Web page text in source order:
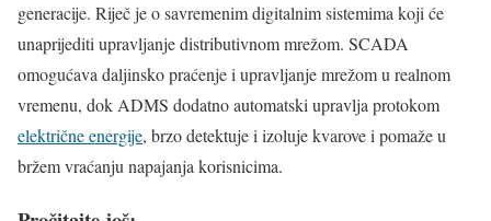
generacije. Riječ je o savremenim digitalnim sistemima koji će
unaprijediti upravljanje distributivnom mrežom. SCADA
omogućava daljinsko praćenje i upravljanje mrežom u realnom
vremenu, dok ADMS dodatno automatski upravlja protokom
električne energije, brzo detektuje i izoluje kvarove i pomaže u
bržem vraćanju napajanja korisnicima.